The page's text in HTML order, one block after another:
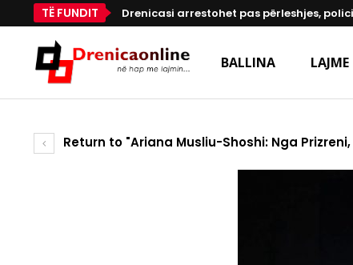
TË FUNDIT Drenicasi arrestohet pas përleshjes,
BALLINA LAJME
Return to "Ariana Musliu-Shoshi: Nga